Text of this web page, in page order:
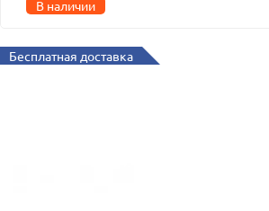
В наличии
Бесплатная доставка